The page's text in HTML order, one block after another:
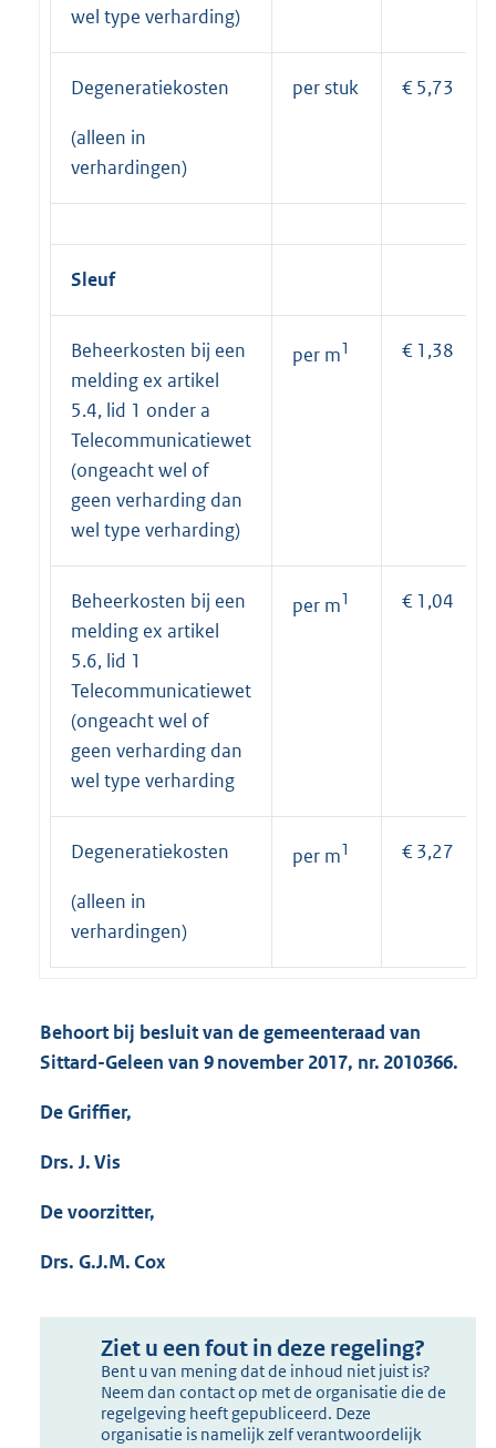
wel type verharding)
Degeneratiekosten
(alleen in
verhardingen)
per stuk € 5,73
Sleuf
Beheerkosten bij een
melding ex artikel
5.4, lid 1 onder a
Telecommunicatiewet
(ongeacht wel of
geen verharding dan
wel type verharding)
per m1 € 1,38
Beheerkosten bij een
melding ex artikel
5.6, lid 1
Telecommunicatiewet
(ongeacht wel of
geen verharding dan
wel type verharding
per m1 € 1,04
Degeneratiekosten
(alleen in
verhardingen)
per m1 € 3,27
Behoort bij besluit van de gemeenteraad van
Sittard-Geleen van 9 november 2017, nr. 2010366.
De Griffier,
Drs. J. Vis
De voorzitter,
Drs. G.J.M. Cox
Ziet u een fout in deze regeling?
Bent u van mening dat de inhoud niet juist is?
Neem dan contact op met de organisatie die de
regelgeving heeft gepubliceerd. Deze
organisatie is namelijk zelf verantwoordelijk